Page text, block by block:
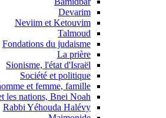
Devarim
Neviim et Ketouvim
Talmoud
Fondations du judaisme
La prière
Sionisme, l'état d'Israël
Société et politique
et femme, famille
les nations, Bnei Noah
Rabbi Yéhouda Halévy